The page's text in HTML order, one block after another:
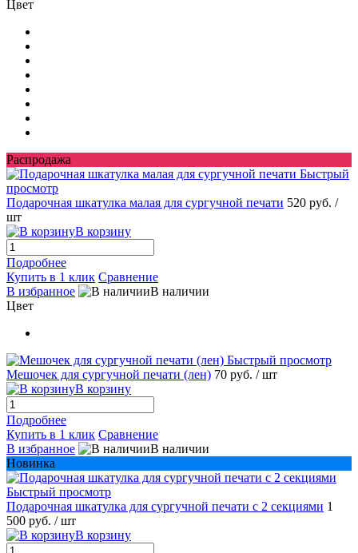
Цвет
Распродажа
Быстрый
просмотр
Подарочная шкатулка малая для сургучной печати 520 руб. /
шт
В корзину
Подробнее
Купить в 1 клик Сравнение
В избранное
В наличии
Цвет
Быстрый просмотр
Мешочек для сургучной печати (лен) 70 руб. / шт
В корзину
Подробнее
Купить в 1 клик Сравнение
В избранное
В наличии
Новинка
Быстрый просмотр
Подарочная шкатулка для сургучной печати с 2 секциями 1
500 руб. / шт
В корзину